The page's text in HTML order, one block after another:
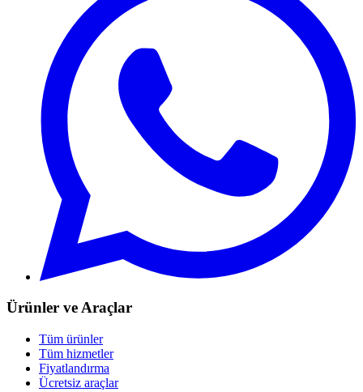
Ürünler ve Araçlar
Tüm ürünler
Tüm hizmetler
Fiyatlandırma
Ücretsiz araçlar